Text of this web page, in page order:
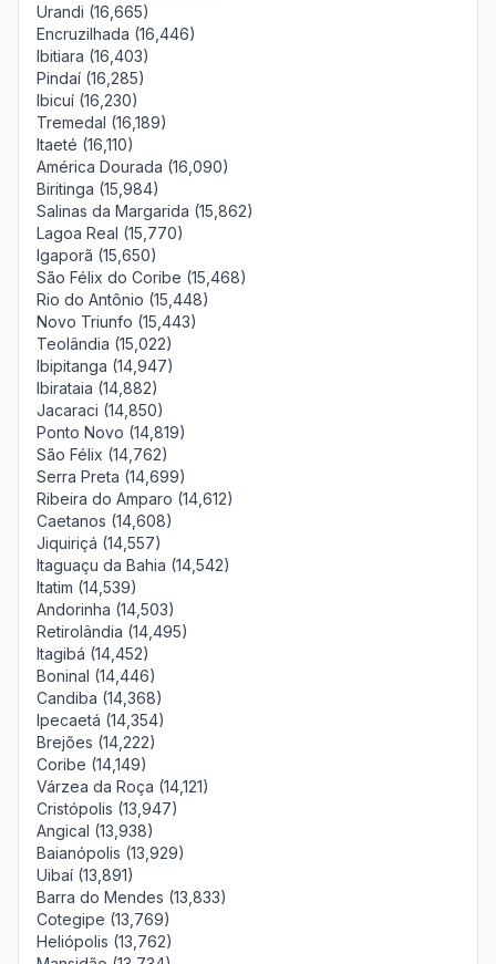
Urandi (16,665)
Encruzilhada (16,446)
Ibitiara (16,403)
Pindaí (16,285)
Ibicuí (16,230)
Tremedal (16,189)
Itaeté (16,110)
América Dourada (16,090)
Biritinga (15,984)
Salinas da Margarida (15,862)
Lagoa Real (15,770)
Igaporã (15,650)
São Félix do Coribe (15,468)
Rio do Antônio (15,448)
Novo Triunfo (15,443)
Teolândia (15,022)
Ibipitanga (14,947)
Ibirataia (14,882)
Jacaraci (14,850)
Ponto Novo (14,819)
São Félix (14,762)
Serra Preta (14,699)
Ribeira do Amparo (14,612)
Caetanos (14,608)
Jiquiriçá (14,557)
Itaguaçu da Bahia (14,542)
Itatim (14,539)
Andorinha (14,503)
Retirolândia (14,495)
Itagibá (14,452)
Boninal (14,446)
Candiba (14,368)
Ipecaetá (14,354)
Brejões (14,222)
Coribe (14,149)
Várzea da Roça (14,121)
Cristópolis (13,947)
Angical (13,938)
Baianópolis (13,929)
Uibaí (13,891)
Barra do Mendes (13,833)
Cotegipe (13,769)
Heliópolis (13,762)